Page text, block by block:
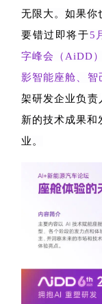
无限大。如果你
要错过即将于5
字峰会（ AiDD
影智能座舱、智
架研发企业负责
新的技术成果和
业。